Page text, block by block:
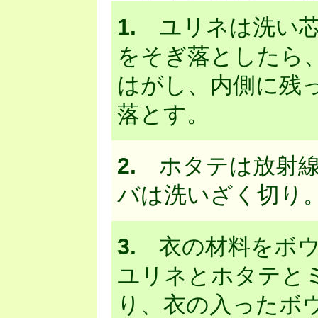
1. ユリネは洗い
をそぎ落としたら
はがし、内側に残
落とす。
2. ホタテは放射
バは洗いざく切り
3. 衣の材料をボ
ユリネとホタテと
り、衣の入ったボ